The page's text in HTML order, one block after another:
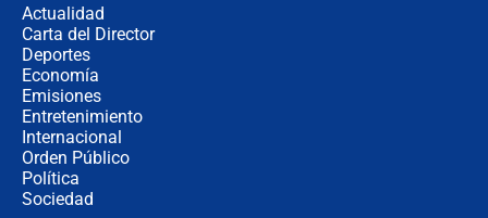
Actualidad
Carta del Director
Deportes
Economía
Emisiones
Entretenimiento
Internacional
Orden Público
Política
Sociedad